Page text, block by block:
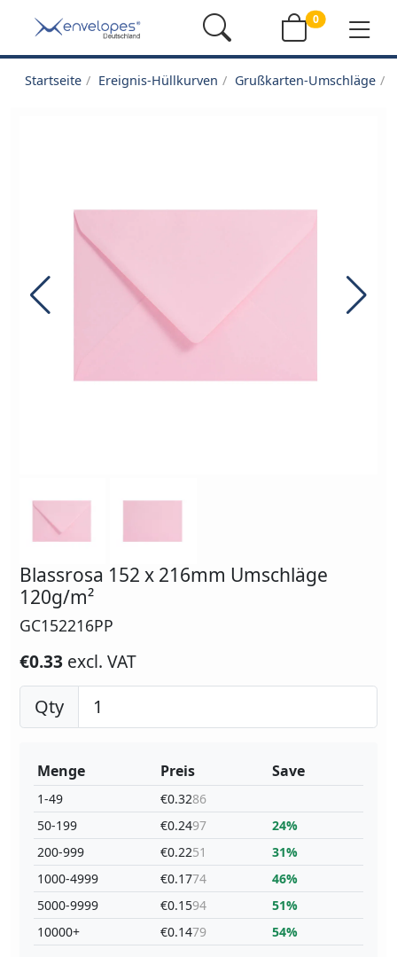
0
Startseite Ereignis-Hüllkurven Grußkarten-Umschläge
Blassrosa 152 x 216mm Umschläge
120g/m²
GC152216PP
€0.33 excl. VAT
Qty
Menge
1-49
50-199
200-999
1000-4999
5000-9999
10000+
Preis
€0.3286
€0.2497
€0.2251
€0.1774
€0.1594
€0.1479
Save
24%
31%
46%
51%
54%